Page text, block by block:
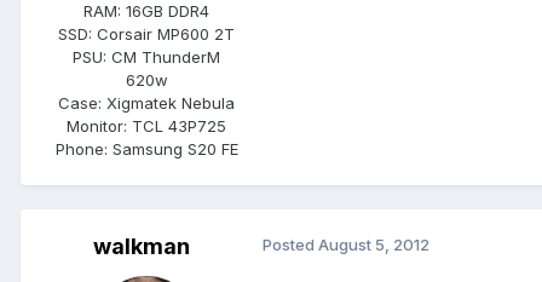
RAM: 16GB DDR4
SSD: Corsair MP600 2T
PSU: CM ThunderM
620w
Case: Xigmatek Nebula
Monitor: TCL 43P725
Phone: Samsung S20 FE
walkman Posted August 5, 2012